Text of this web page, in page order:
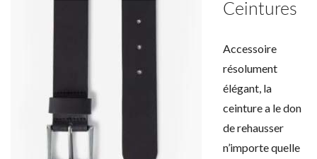
Ceintures
Accessoire
résolument
élégant, la
ceinture a le don
de rehausser
n’importe quelle